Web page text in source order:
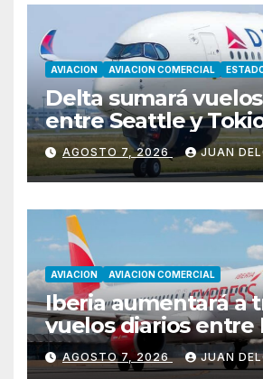
AVIACION AVIACION COMERCIAL
Delta sumará
entre Seattle y
desde marzo de
AGOSTO 7, 2026 JUAN
AVIACION AVIACION COMERCIAL
Iberia aumentará a
vuelos diarios entre
Menorca durante el
AGOSTO 7, 2026 JUAN